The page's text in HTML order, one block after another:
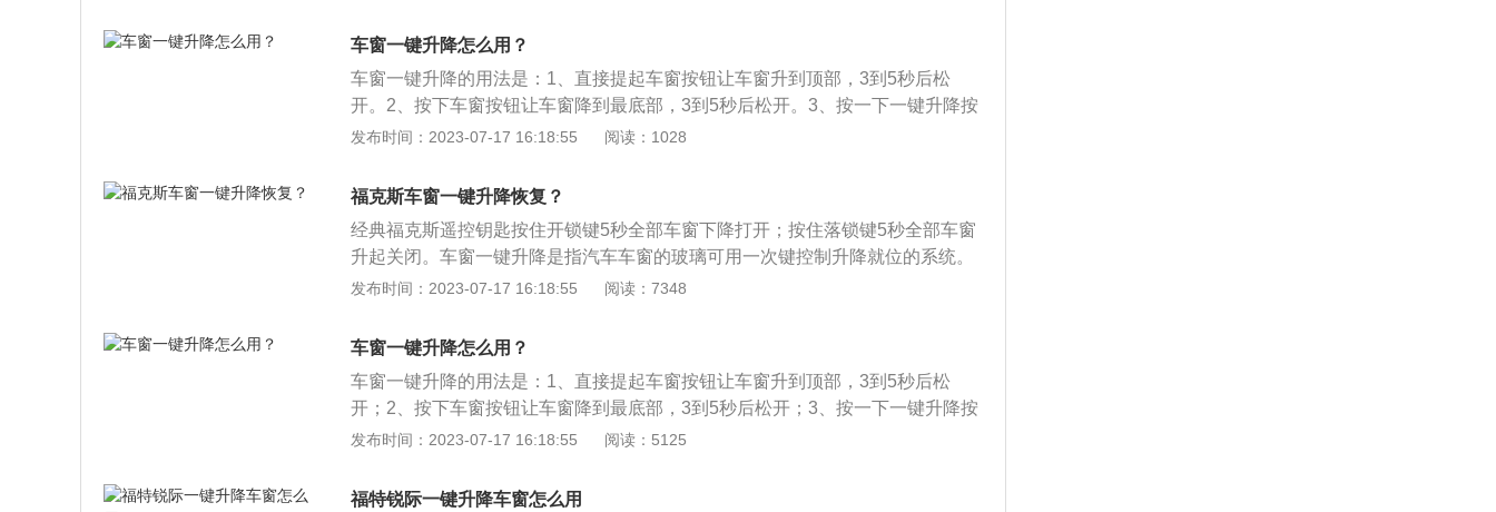
降下去，降到最底部之后不要松手，继续按五秒钟左右再松开。2、第一步操作
完成之后，继续按车窗的开关按钮，将玻璃升到顶部，升至最顶部之后仍不要松
手，继续维持五秒左右。3、第一步和第二部都完成之后，重复上面的两项操
作，再把车窗降到底，维持个五秒左右，再升到顶，开关维持个五秒左右。四个
车窗都按照这样的方式单独操作一遍，这样的方式基本上可以恢复车窗升降的问
车窗一键升降怎么用？
车窗一键升降的用法是：1、直接提起车窗按钮让车窗升到顶部，3到5秒后松
开。2、按下车窗按钮让车窗降到最底部，3到5秒后松开。3、按一下一键升降按
钮即可。车窗一键升降的汽车，其车窗升降控制开关有两个按键，第一按键位置
完全关闭。车窗一键升降功能是方便驾乘人员使用，避免驾驶员开关车窗分散注
意力，提高安全系数，还具有防夹手功能，只有主驾驶位有一键升降。车窗一键
升降是指汽车车窗玻璃可用一次键控制升降就位的系统，一般中高档车型都配备
了一键升降车窗功能，主要是方便驾乘人员使用，主要是避免驾驶员开关车窗分
散注意力，提高安全系数。不同车型的一键升降标识有所不同，目前大都有Auto
键升起所有车窗。长按开锁键，一键降下所有车窗。一键升降式车窗一般都具有
防夹手功能，在自动关闭的操作过程中，如果有物体夹在玻璃与窗框之间，则车
窗的关闭操作将在中途自动停止并退回初始状态，否则可能会产生夹手的危险。
发布时间：2023-07-17 16:18:55 阅读：1028
福克斯车窗一键升降恢复？
经典福克斯遥控钥匙按住开锁键5秒全部车窗下降打开；按住落锁键5秒全部车窗
升起关闭。车窗一键升降是指汽车车窗的玻璃可用一次键控制升降就位的系统。
以下是扩展资料：配有车窗一键升降的汽车车窗升降控制开关有两档：第一按键
或者完全关闭。而普通的电动车窗使用时需按住开关，车窗升降到需要的位置时
松开按键，升降过程停止。
发布时间：2023-07-17 16:18:55 阅读：7348
车窗一键升降怎么用？
车窗一键升降的用法是：1、直接提起车窗按钮让车窗升到顶部，3到5秒后松
开；2、按下车窗按钮让车窗降到最底部，3到5秒后松开；3、按一下一键升降按
钮即可。车窗一键升降的汽车，其车窗升降控制开关有两个按键，第一按键位置
完全关闭。车窗一键升降功能是方便驾乘人员使用，避免驾驶员开关车窗分散注
发布时间：2023-07-17 16:18:55 阅读：5125
福特锐际一键升降车窗怎么用